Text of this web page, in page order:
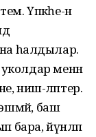
Үпкәһе-нә
һалдылар.
менән
ниш-ләптер.
баш
бара, йүнләп